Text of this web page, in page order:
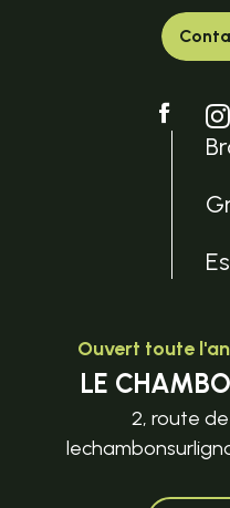
Ouvert toute
LE
2, route